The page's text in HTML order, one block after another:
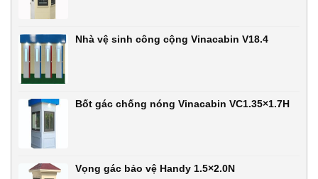
Nhà vệ sinh công cộng Vinacabin V18.4
Bốt gác chống nóng Vinacabin VC1.35×1.7H
Vọng gác bảo vệ Handy 1.5×2.0N